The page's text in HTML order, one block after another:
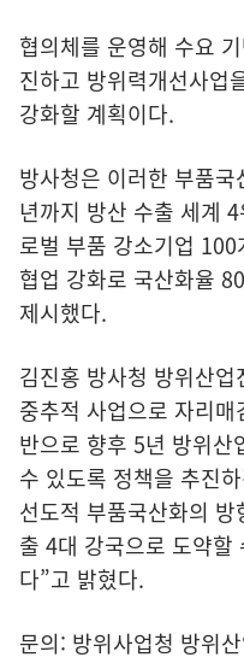
협의체를 운영해 수요
진하고 방위력개선사업
강화할 계획이다.
방사청은 이러한 부품
년까지 방산 수출 세계
로벌 부품 강소기업
협업 강화로 국산화율
제시했다.
김진홍 방사청 방위산
중추적 사업으로 자리
반으로 향후 5년 방위산
수 있도록 정책을 추진
선도적 부품국산화의
출 4대 강국으로 도약할
다”고 밝혔다.
문의: 방위사업청 방위